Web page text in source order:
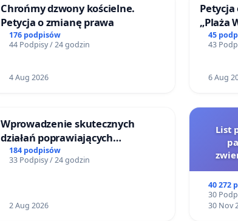
Chrońmy dzwony kościelne.
Petycja o zmianę prawa
176 podpisów
44 Podpisy / 24 godzin
4 Aug 2026
„Plaża
45
43
6 Aug
Wprowadzenie skutecznych
działań poprawiających
bezpieczeństwo na ulicy
Żeromskiego w Otwocku
184 podpisów
33 Podpisy / 24 godzin
2 Aug 2026
List
40 272
30
30 Nov